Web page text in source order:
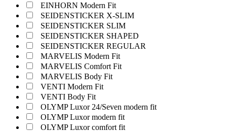
EINHORN Modern Fit
SEIDENSTICKER X-SLIM
SEIDENSTICKER SLIM
SEIDENSTICKER SHAPED
SEIDENSTICKER REGULAR
MARVELIS Modern Fit
MARVELIS Comfort Fit
MARVELIS Body Fit
VENTI Modern Fit
VENTI Body Fit
OLYMP Luxor 24/Seven modern fit
OLYMP Luxor modern fit
OLYMP Luxor comfort fit